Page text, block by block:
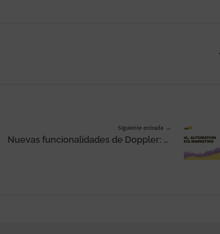
Siguiente entrada
Nuevas funcionalidades de Doppler: Email, Automation & Data Marketing